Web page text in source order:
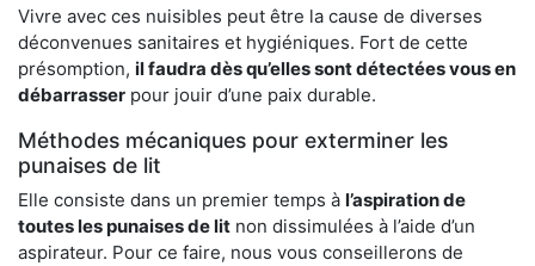
Vivre avec ces nuisibles peut être la cause de diverses
déconvenues sanitaires et hygiéniques. Fort de cette
présomption, il faudra dès qu’elles sont détectées vous en
débarrasser pour jouir d’une paix durable.
Méthodes mécaniques pour exterminer les
punaises de lit
Elle consiste dans un premier temps à l’aspiration de
toutes les punaises de lit non dissimulées à l’aide d’un
aspirateur. Pour ce faire, nous vous conseillerons de